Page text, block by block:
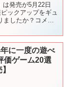
発売が5月22日
ックアップをギュ
したか？コメン
に一度の遊べ
価ゲーム20選